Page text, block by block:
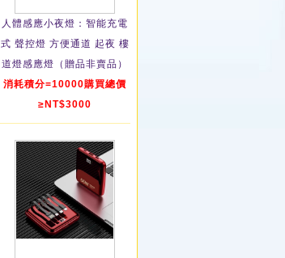
人體感應小夜燈：智能充電
式 聲控燈 方便通道 起夜 樓
道燈感應燈（贈品非賣品）
消耗積分=10000購買總價
≥NT$3000